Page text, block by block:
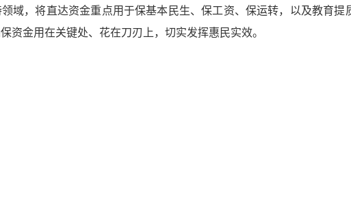
域，将直达资金重点用于保基本民生、保工资、保运转，以及教育
资金用在关键处、花在刀刃上，切实发挥惠民实效。